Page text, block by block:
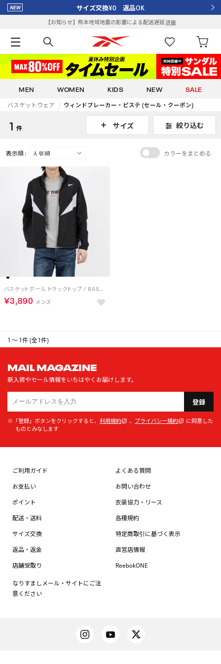
サイズ交換¥0 返品OK
【お知らせ】熊本地域地震の影響による配送遅延詳細
MEN WOMEN KIDS NEW SALE
バスケットウェア ウィンドブレーカー・ピステ (セール・クーポン)
1 件 サイズ 絞り込む
表示順 : カラーをまとめる
バスケットボール トラックトップ / BASKETBALL TRACK TOP （ブラック）
￥3,890
1 ～ 1件 (全1件)
MAIL MAGAZINE
新入荷やセール情報をいちはやくお届けします。
登録
※「登録」ボタンをクリックすると、 利用規約 、 プライバシー規約
に同意した
ものとみなします
ご利用ガイド
お支払い
ポイント
配送・送料
サイズ交換
返品・返金
店舗受取り
なりすましメール・サイトにご注
意ください
よくある質問
お問い合わせ
衣装協力・リース
各種規約
特定商取引に基づく表示
直営店情報
ReebokONE